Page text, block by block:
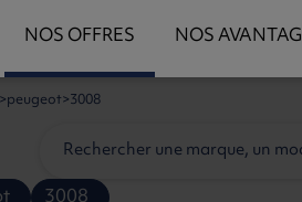
NOS OFFRES NOS
peugeot 3008